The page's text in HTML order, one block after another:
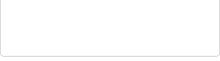
on ottanut käyttöön uuden tietoturvallisuuden